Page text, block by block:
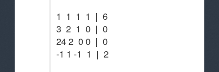
1 1 1 1 | 6
3 2 1 0 | 0
24 2 0 0 | 0
-1 1 -1 1 | 2